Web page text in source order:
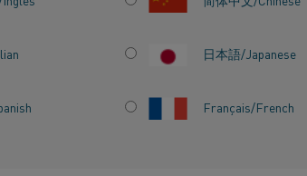
日本語/Japanese
Français/French
DA